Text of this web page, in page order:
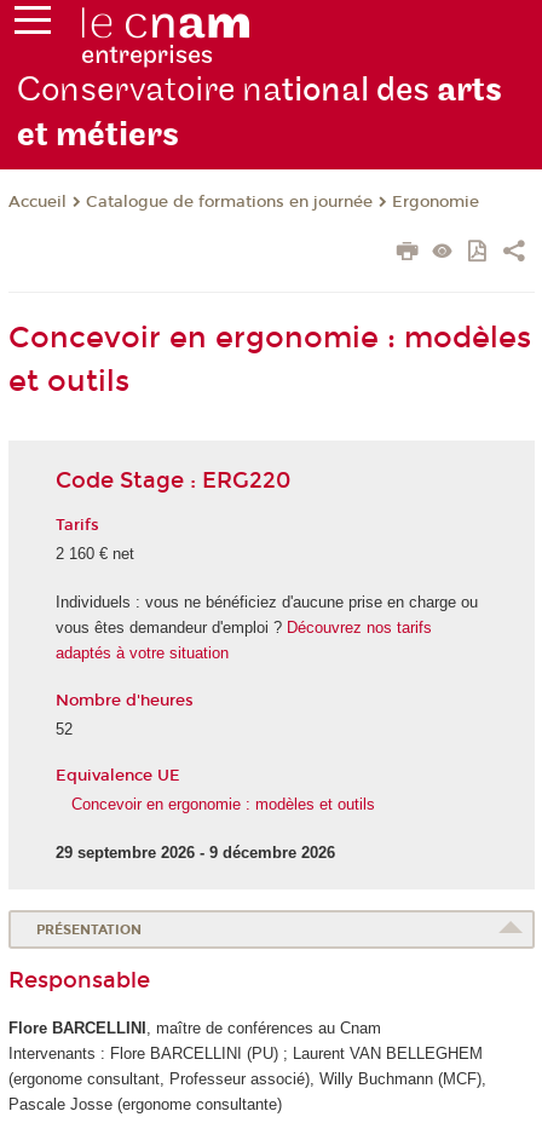
Conservatoire national des arts
et métiers
Accueil Catalogue de formations en journée Ergonomie
Concevoir en ergonomie : modèles
et outils
Code Stage : ERG220
Tarifs
2 160 € net
Individuels : vous ne bénéficiez d'aucune prise en charge ou
vous êtes demandeur d'emploi ? Découvrez nos tarifs
adaptés à votre situation
Nombre d'heures
52
Equivalence UE
Concevoir en ergonomie : modèles et outils
29 septembre 2026 - 9 décembre 2026
PRÉSENTATION
Responsable
Flore BARCELLINI
, maître de conférences au Cnam
Intervenants : Flore BARCELLINI (PU) ; Laurent VAN BELLEGHEM
(ergonome consultant, Professeur associé), Willy Buchmann (MCF),
Pascale Josse (ergonome consultante)